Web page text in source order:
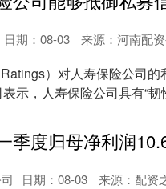
日期：08-03 来源：河南配
）对人寿保险公司
示，人寿保险公司具有“韧
日期：08-03 来源：配资